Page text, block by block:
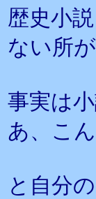
歴史小
ない所が
事実は
あ、こ
と自分